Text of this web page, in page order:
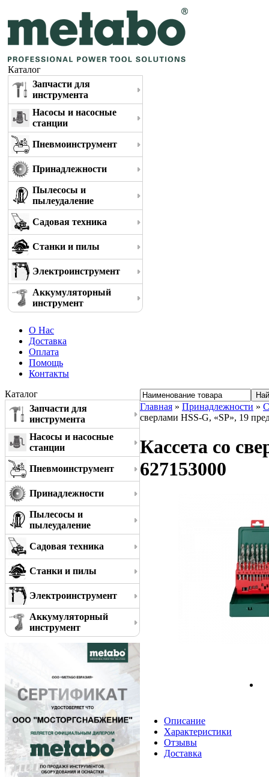
Каталог
Запчасти для
инструмента
Насосы и насосные
станции
Пневмоинструмент
Принадлежности
Пылесосы и
пылеудаление
Садовая техника
Станки и пилы
Электроинструмент
Аккумуляторный
инструмент
О Нас
Доставка
Оплата
Помощь
Контакты
Каталог
Запчасти для
инструмента
Насосы и насосные
станции
Пневмоинструмент
Принадлежности
Пылесосы и
пылеудаление
Садовая техника
Станки и пилы
Электроинструмент
Аккумуляторный
инструмент
Главная » Принадлежности »
сверлами HSS-G, «SP», 19
Кассета со
627153000
Описание
Характеристики
Отзывы
Доставка